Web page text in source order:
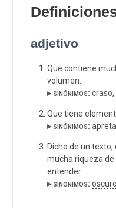
adjetivo
Que contiene
volumen.
▸ sinónimos: craso,
Que tiene
▸ sinónimos:
Dicho de un
mucha riqueza de
entender.
▸ sinónimos: oscuro